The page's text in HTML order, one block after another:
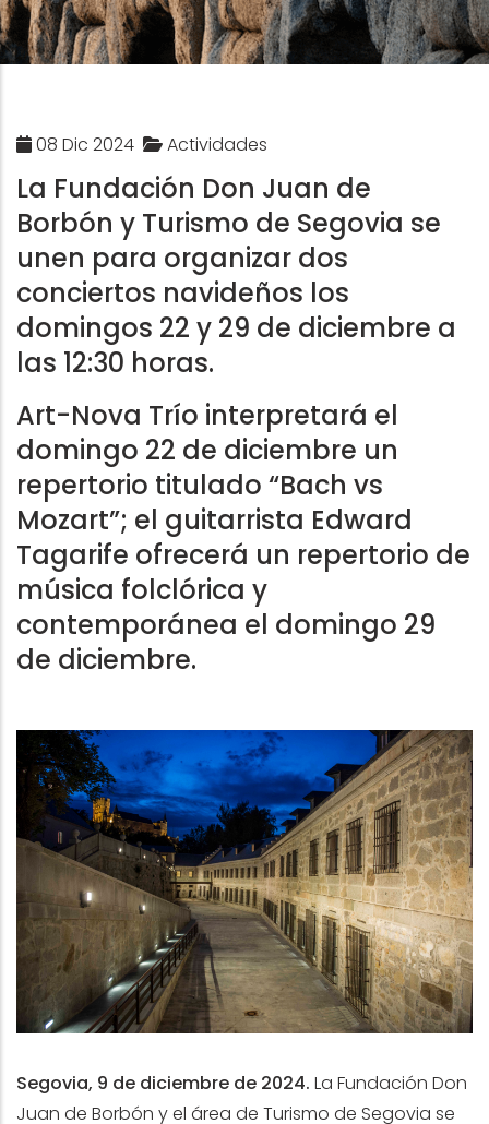
08 Dic 2024 Actividades
La Fundación Don Juan de
Borbón y Turismo de Segovia se
unen para organizar dos
conciertos navideños los
domingos 22 y 29 de diciembre a
las 12:30 horas.
Art-Nova Trío interpretará el
domingo 22 de diciembre un
repertorio titulado “Bach vs
Mozart”; el guitarrista Edward
Tagarife ofrecerá un repertorio de
música folclórica y
contemporánea el domingo 29
de diciembre.
Segovia, 9 de diciembre de 2024. La Fundación Don
Juan de Borbón y el área de Turismo de Segovia se